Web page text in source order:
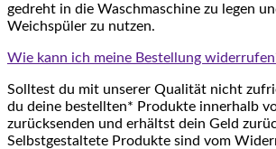
gedreht in die Waschmaschine zu legen
Weichspüler zu nutzen.
Wie kann ich meine Bestellung
Solltest du mit unserer Qualität nicht
du deine bestellten* Produkte innerhalb
zurücksenden und erhältst dein Geld
Selbstgestaltete Produkte sind vom